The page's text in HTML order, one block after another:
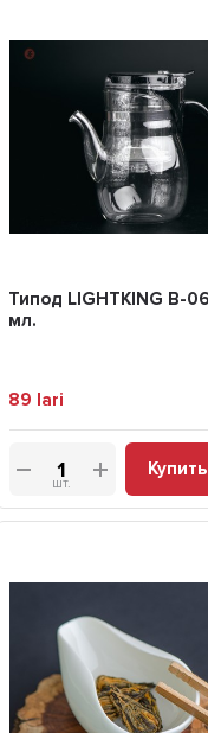
Типод LIGHTKING B-
мл.
89 lari
шт.
Купить